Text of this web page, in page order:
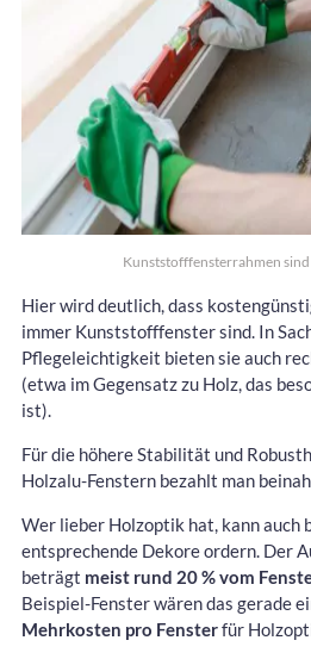
Kunststofffensterrahmen sind
Hier wird deutlich, dass
immer Kunststofffenster sind. In
Pflegeleichtigkeit bieten sie auch
(etwa im Gegensatz zu Holz, das
ist).
Für die höhere Stabilität und
Holzalu-Fenstern bezahlt man
Wer lieber Holzoptik hat, kann
entsprechende Dekore ordern. Der
beträgt meist rund 20 % vom
Beispiel-Fenster wären das gerade
Mehrkosten pro Fensterfür